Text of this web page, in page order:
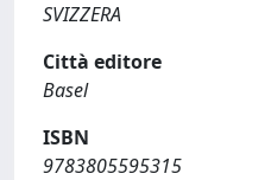
SVIZZERA
Città editore
Basel
ISBN
9783805595315